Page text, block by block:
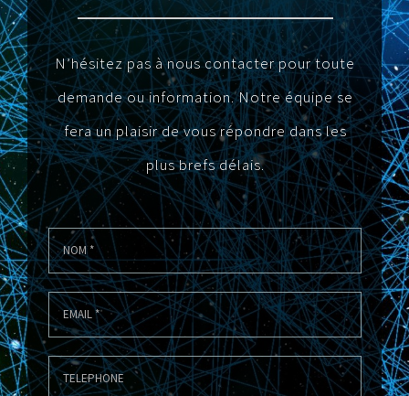
N’hésitez pas à nous contacter pour toute
demande ou information. Notre équipe se
fera un plaisir de vous répondre dans les
plus brefs délais.